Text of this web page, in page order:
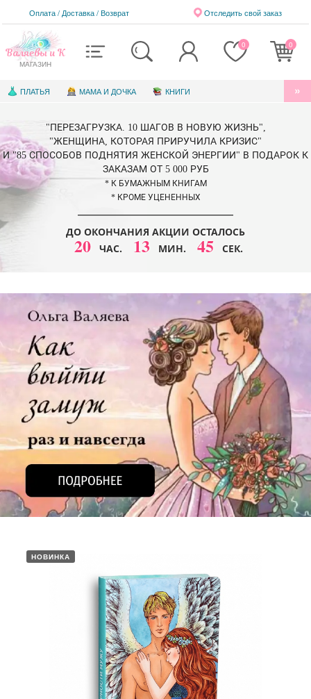
Валяевы и К
МАГАЗИН
Оплата / Доставка/Возврат Отследить свой заказ
0 0
ПЛАТЬЯ МАМА И ДОЧКА КНИГИ
КНИГИ ДЛЯ ДЕТЕЙ ЭЛЕКТРОННЫЕ КНИГИ
СЕРТИФИКАТЫ
"ПЕРЕЗАГРУЗКА. 10 ШАГОВ В НОВУЮ ЖИЗНЬ",
"ЖЕНЩИНА, КОТОРАЯ ПРИРУЧИЛА КРИЗИС"
И "85 СПОСОБОВ ПОДНЯТИЯ ЖЕНСКОЙ ЭНЕРГИИ" В ПОДАРОК К
ЗАКАЗАМ ОТ 5 000 РУБ
* К БУМАЖНЫМ КНИГАМ
* КРОМЕ УЦЕНЕННЫХ
ДО ОКОНЧАНИЯ АКЦИИ ОСТАЛОСЬ
20 ЧАС. 13 МИН. 45 СЕК.
НОВИНКА